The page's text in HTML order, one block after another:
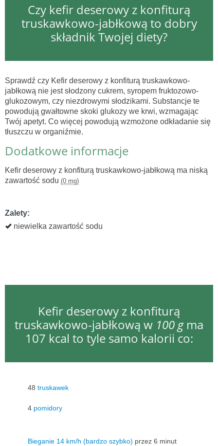
Czy kefir deserowy z konfiturą
truskawkowo-jabłkową to dobry
składnik Twojej diety?
Sprawdź czy Kefir deserowy z konfiturą truskawkowo-
jabłkową nie jest słodzony cukrem, syropem fruktozowo-
glukozowym, czy niezdrowymi słodzikami. Substancje te
powodują gwałtowne skoki glukozy we krwi, wzmagając
Twój apetyt. Co więcej powodują wzmożone odkładanie się
tłuszczu w organiźmie.
Dodatkowe informacje
Kefir deserowy z konfiturą truskawkowo-jabłkową ma niską
zawartość sodu (0 mg)
Zalety:
niewielka zawartość sodu
Kefir deserowy z konfiturą
truskawkowo-jabłkową w 100 gma
107 kcal to tyle samo kalorii co:
48 truskawek
4 pomidory
Bieganie 14 km/h (bardzo szybko) przez 6 minut